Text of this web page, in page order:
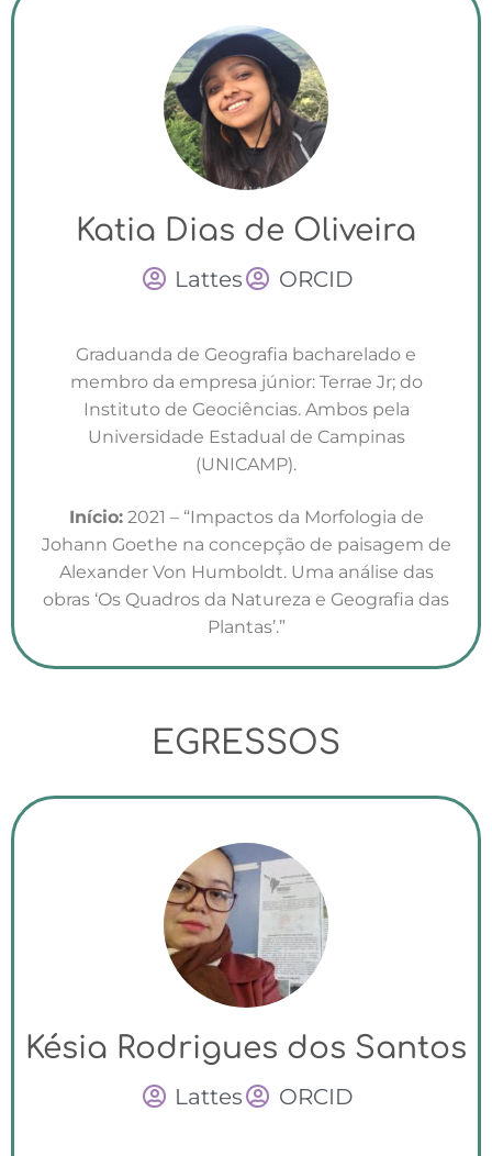
Katia Dias de Oliveira
Lattes ORCID
Graduanda de Geografia bacharelado e
membro da empresa júnior: Terrae Jr; do
Instituto de Geociências. Ambos pela
Universidade Estadual de Campinas
(UNICAMP).
Início:2021 – “Impactos da Morfologia de
Johann Goethe na concepção de paisagem de
Alexander Von Humboldt. Uma análise das
obras ‘Os Quadros da Natureza e Geografia das
Plantas’.”
EGRESSOS
Késia Rodrigues dos Santos
Lattes ORCID